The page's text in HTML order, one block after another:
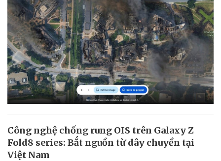
Công nghệ chống rung OIS trên Galaxy Z
Fold8 series: Bắt nguồn từ dây chuyền tại
Việt Nam